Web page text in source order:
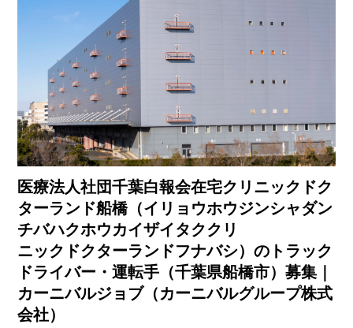
医療法人社団千葉白報会在宅クリニックドク
ターランド船橋（イリョウホウジンシャダン
チバハクホウカイザイタククリ
ニックドクターランドフナバシ）のトラック
ドライバー・運転手（千葉県船橋市）募集｜
カーニバルジョブ（カーニバルグループ株式
会社）